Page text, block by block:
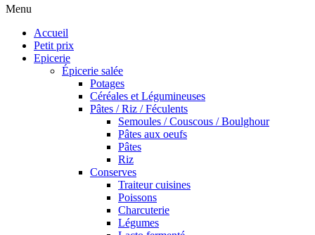
Menu
Accueil
Petit prix
Epicerie
Épicerie salée
Potages
Céréales et Légumineuses
Pâtes / Riz / Féculents
Semoules / Couscous / Boulghour
Pâtes aux oeufs
Pâtes
Riz
Conserves
Traiteur cuisines
Poissons
Charcuterie
Légumes